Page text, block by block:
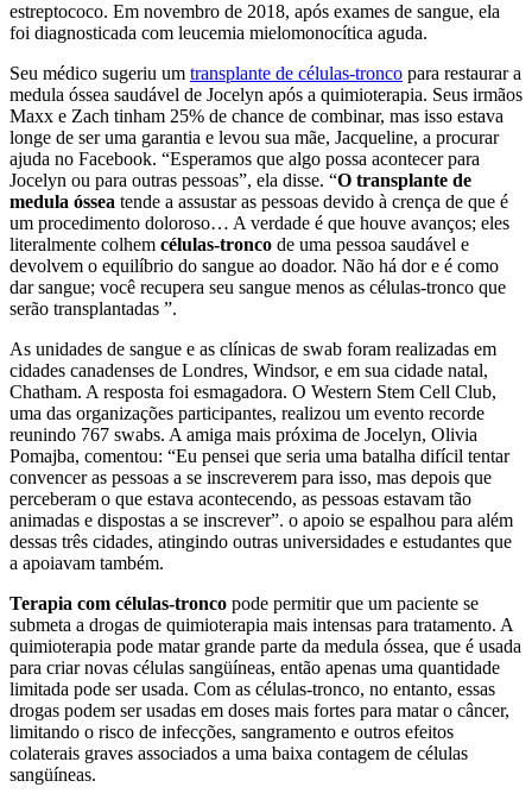
estreptococo. Em novembro de 2018, após exames de sangue, ela
foi diagnosticada com leucemia mielomonocítica aguda.
Seu médico sugeriu um transplante de células-tronco para restaurar a
medula óssea saudável de Jocelyn após a quimioterapia. Seus irmãos
Maxx e Zach tinham 25% de chance de combinar, mas isso estava
longe de ser uma garantia e levou sua mãe, Jacqueline, a procurar
ajuda no Facebook. “Esperamos que algo possa acontecer para
Jocelyn ou para outras pessoas”, ela disse. “O transplante de
medula óssea tende a assustar as pessoas devido à crença de que é
um procedimento doloroso… A verdade é que houve avanços; eles
literalmente colhem células-tronco de uma pessoa saudável e
devolvem o equilíbrio do sangue ao doador. Não há dor e é como
dar sangue; você recupera seu sangue menos as células-tronco que
serão transplantadas ”.
As unidades de sangue e as clínicas de swab foram realizadas em
cidades canadenses de Londres, Windsor, e em sua cidade natal,
Chatham. A resposta foi esmagadora. O Western Stem Cell Club,
uma das organizações participantes, realizou um evento recorde
reunindo 767 swabs. A amiga mais próxima de Jocelyn, Olivia
Pomajba, comentou: “Eu pensei que seria uma batalha difícil tentar
convencer as pessoas a se inscreverem para isso, mas depois que
perceberam o que estava acontecendo, as pessoas estavam tão
animadas e dispostas a se inscrever”. o apoio se espalhou para além
dessas três cidades, atingindo outras universidades e estudantes que
a apoiavam também.
Terapia com células-tronco pode permitir que um paciente se
submeta a drogas de quimioterapia mais intensas para tratamento. A
quimioterapia pode matar grande parte da medula óssea, que é usada
para criar novas células sangüíneas, então apenas uma quantidade
limitada pode ser usada. Com as células-tronco, no entanto, essas
drogas podem ser usadas em doses mais fortes para matar o câncer,
limitando o risco de infecções, sangramento e outros efeitos
colaterais graves associados a uma baixa contagem de células
sangüíneas.